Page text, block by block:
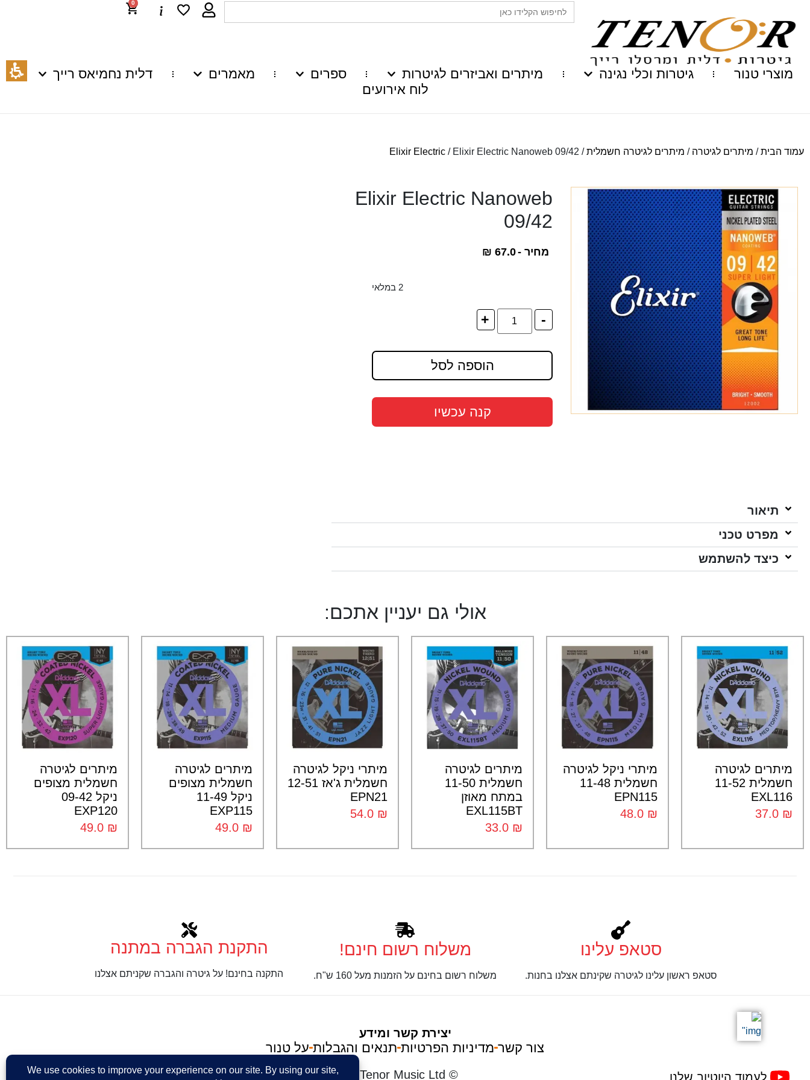
Search
for:
0
מוצרי טנור גיטרות וכלי נגינה מיתרים ואביזרים לגיטרות ספרים מאמרים
דלית נחמיאס רייך
לוח אירועים
עמוד הבית/ מיתרים לגיטרה / מיתרים לגיטרה חשמלית/
Elixir Electric / Elixir Electric Nanoweb 09/42
Elixir Electric Nanoweb
09/42
מחיר - ₪ 67.0
2 במלאי
-
+
הוספה לסל
קנה עכשיו
תיאור
מפרט טכני
כיצד להשתמש
אולי גם יעניין אתכם:
מיתרים לגיטרה
חשמלית 11-52
EXL116
₪
מיתרי ניקל לגיטרה
חשמלית 11-48
EPN115
₪
מיתרים לגיטרה
חשמלית 11-50
במתח מאוזן
EXL115BT
₪
מיתרי ניקל לגיטרה
חשמלית ג'אז 12-51
EPN21
₪
מיתרים לגיטרה
חשמלית מצופים
ניקל 11-49
EXP115
₪
מיתרים לגיטרה
חשמלית מצופים
ניקל 09-42
EXP120
₪
סטאפ עלינו
סטאפ ראשון עלינו לגיטרה שקינתם אצלנו בחנות.
משלוח רשום חינם!
משלוח רשום בחינם על הזמנות מעל 160 ש"ח.
התקנת הגברה במתנה
התקנה בחינם! על גיטרה והגברה שקניתם אצלנו
יצירת קשר ומידע
צור קשר מדיניות הפרטיות תנאים והגבלות על טנור
לעמוד היוטיוב שלנו © Tenor Music Ltd
Design: Eshel Haim